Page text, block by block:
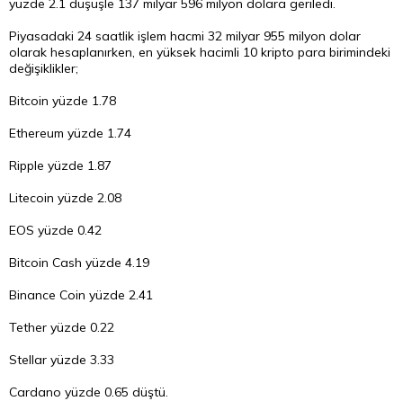
yüzde 2.1 düşüşle 137 milyar 596 milyon dolara geriledi.
Piyasadaki 24 saatlik işlem hacmi 32 milyar 955 milyon dolar
olarak hesaplanırken, en yüksek hacimli 10 kripto para birimindeki
değişiklikler;
Bitcoin yüzde 1.78
Ethereum yüzde 1.74
Ripple yüzde 1.87
Litecoin yüzde 2.08
EOS yüzde 0.42
Bitcoin Cash yüzde 4.19
Binance Coin yüzde 2.41
Tether yüzde 0.22
Stellar yüzde 3.33
Cardano yüzde 0.65 düştü.